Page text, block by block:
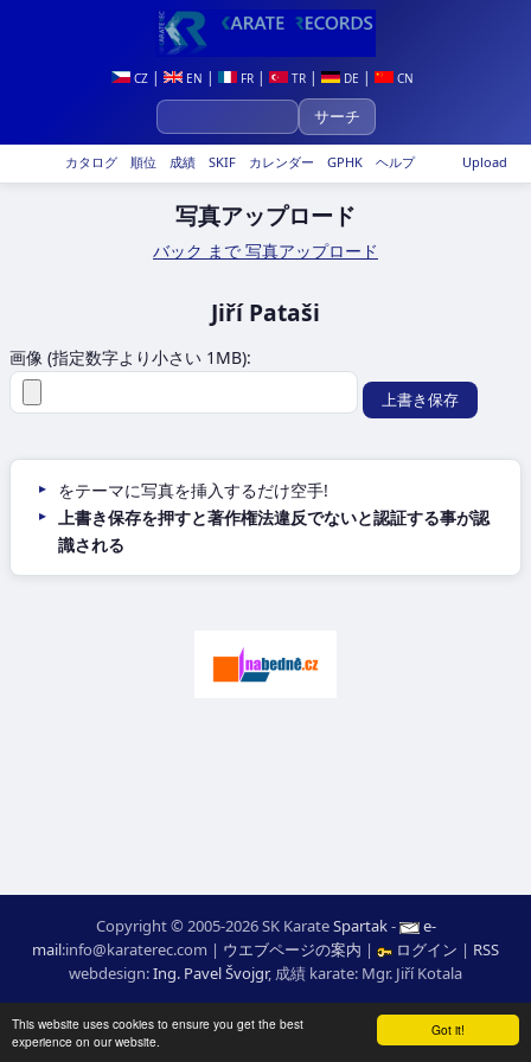
Got it!
This website uses cookies to ensure you get the best
experience on our website.
CZ| EN | FR| TR| DE | CN
Upload
カタログ 順位 成績 SKIF カレンダー GPHK ヘルプ
写真アップロード
バック まで 写真アップロード
Jiří Pataši
画像 (指定数字より小さい 1MB):
をテーマに写真を挿入するだけ空手!
上書き保存を押すと著作権法違反でないと認証する事が認
識される
Copyright © 2005-2026 SK KarateSpartak-
e-
mail:moc.ceretarak@ofni | ウエブページの案内 | ログイン | RSS
webdesign:Ing. Pavel Švojgr, 成績 karate: Mgr. Jiří Kotala